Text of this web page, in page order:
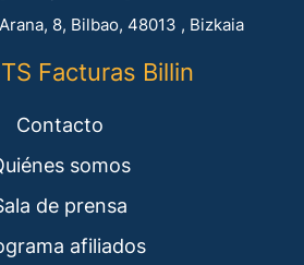
8, Bilbao, 48013 , Bizkaia
Facturas Billin
Contacto
somos
de prensa
afiliados